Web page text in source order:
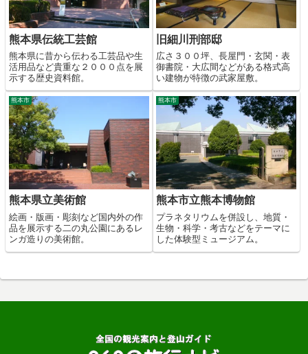
熊本県伝統工芸館
熊本県に昔から伝わる工芸品や生
活用品など貴重な２０００点を展
示する歴史資料館。
旧細川刑部邸
広さ３００坪、長屋門・玄関・表
御書院・大広間などがある格式高
い建物が特徴の武家屋敷。
熊本市
熊本県立美術館
絵画・版画・彫刻など国内外の作
品を展示する二の丸公園にあるレ
ンガ造りの美術館。
熊本市
熊本市立熊本博物館
プラネタリウムを併設し、地質・
生物・科学・考古などをテーマに
した体験型ミュージアム。